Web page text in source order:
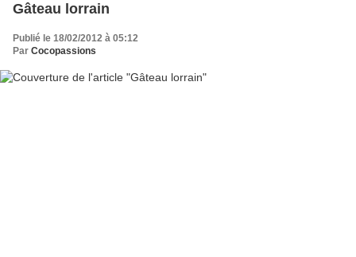
Gâteau lorrain
Publié le 18/02/2012 à 05:12
Par Cocopassions